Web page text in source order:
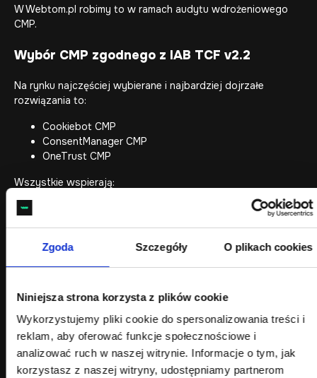
Zgoda Szczegóły O plikach cookies
Niniejsza strona korzysta z plików cookie
Wykorzystujemy pliki cookie do spersonalizowania treści i
reklam, aby oferować funkcje społecznościowe i
analizować ruch w naszej witrynie. Informacje o tym, jak
korzystasz z naszej witryny, udostępniamy partnerom
W Webtom.pl robimy to w ramach audytu wdrożeniowego
CMP.
Wybór CMP zgodnego z IAB TCF v2.2
Na rynku najczęściej wybierane i najbardziej dojrzałe
rozwiązania to:
Cookiebot CMP
ConsentManager CMP
OneTrust CMP
Wszystkie wspierają:
Konfiguracja kategorii zgód i vendorów
CMP musi odzwierciedlać:
analitykę
remarketing
personalizację
funkcjonalne cookies (np. WooCommerce)